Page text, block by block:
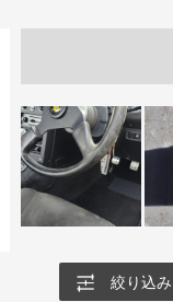
絞り込み